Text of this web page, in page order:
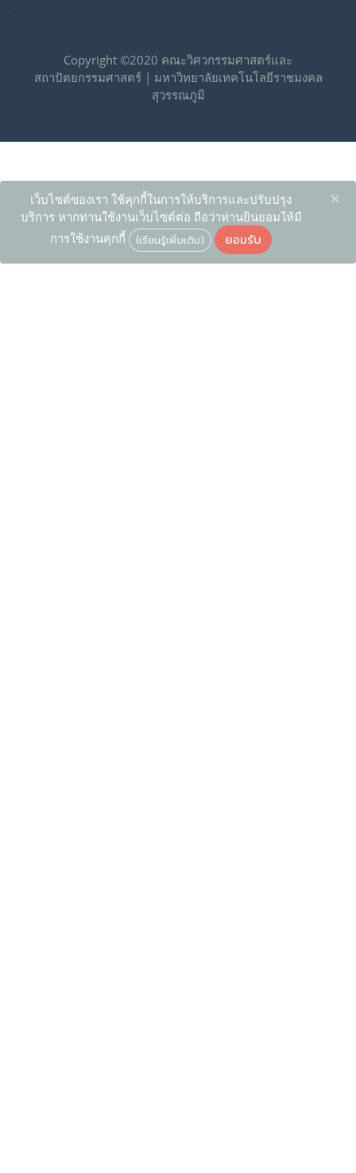
Copyright ©2020 คณะวิศวกรรมศาสตร์และ
สถาปัตยกรรมศาสตร์ | มหาวิทยาลัยเทคโนโลยีราชมงคล
สุวรรณภูมิ
เว็บไซต์ของเรา ใช้คุกกี้ในการให้บริการและปรับปรุง
บริการ หากท่านใช้งานเว็บไซต์ต่อ ถือว่าท่านยินยอมให้มี
การใช้งานคุกกี้ (เรียนรู้เพิ่มเติม) ยอมรับ
×